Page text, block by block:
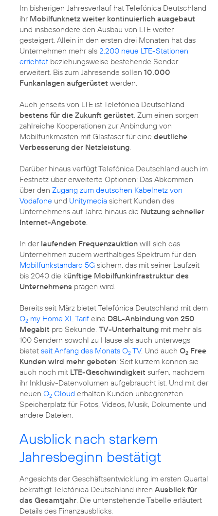
Im bisherigen Jahresverlauf hat Telefónica Deutschland
ihr Mobilfunknetz weiter kontinuierlich ausgebaut
und insbesondere den Ausbau von LTE weiter
gesteigert. Allein in den ersten drei Monaten hat das
Unternehmen mehr als 2.200 neue LTE-Stationen
errichtet beziehungsweise bestehende Sender
erweitert. Bis zum Jahresende sollen 10.000
Funkanlagen aufgerüstet werden.
Auch jenseits von LTE ist Telefónica Deutschland
bestens für die Zukunft gerüstet . Zum einen sorgen
zahlreiche Kooperationen zur Anbindung von
Mobilfunkmasten mit Glasfaser für eine deutliche
Verbesserung der Netzleistung
Darüber hinaus verfügt Telefónica Deutschland auch im
Festnetz über erweiterte Optionen: Das Abkommen
über den Zugang zum deutschen Kabelnetz von
Vodafone und Unitymedia sichert Kunden des
Unternehmens auf Jahre hinaus die Nutzung schneller
Internet-Angebote
In der laufenden Frequenzauktion will sich das
Unternehmen zudem werthaltiges Spektrum für den
Mobilfunkstandard 5G sichern, das mit seiner Laufzeit
bis 2040 die künftige Mobilfunkinfrastruktur des
Unternehmens prägen wird.
Bereits seit März bietet Telefónica Deutschland mit dem
O2 my Home XL Tarif eine DSL-Anbindung von 250
Megabit pro Sekunde. TV-Unterhaltung mit mehr als
100 Sendern sowohl zu Hause als auch unterwegs
bietet seit Anfang des Monats O2 TV. Und auch O2 Free
Kunden wird mehr geboten: Seit kurzem können sie
auch noch mit LTE-Geschwindigkeit surfen, nachdem
ihr Inklusiv-Datenvolumen aufgebraucht ist. Und mit der
neuen O2 Cloud erhalten Kunden unbegrenzten
Speicherplatz für Fotos, Videos, Musik, Dokumente und
andere Dateien.
Ausblick nach starkem
Jahresbeginn bestätigt
Angesichts der Geschäftsentwicklung im ersten Quartal
bekräftigt Telefónica Deutschland ihren Ausblick für
das Gesamtjahr . Die untenstehende Tabelle erläutert
Details des Finanzausblicks.